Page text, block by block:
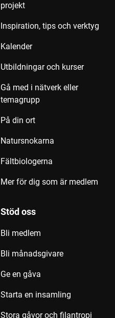
projekt
Inspiration, tips och verktyg
Kalender
Utbildningar och kurser
Gå med i nätverk eller
temagrupp
På din ort
Natursnokarna
Fältbiologerna
Mer för dig som är medlem
Stöd oss
Bli medlem
Bli månadsgivare
Ge en gåva
Starta en insamling
Stora gåvor och filantropi